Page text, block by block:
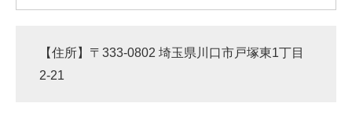
【住所】〒333-0802 埼玉県川口市戸塚東1丁目
2-21